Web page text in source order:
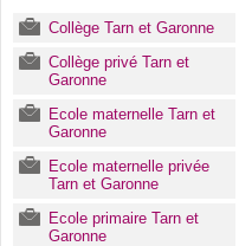
Collège Tarn et Garonne
Collège privé Tarn et
Garonne
Ecole maternelle Tarn et
Garonne
Ecole maternelle privée
Tarn et Garonne
Ecole primaire Tarn et
Garonne